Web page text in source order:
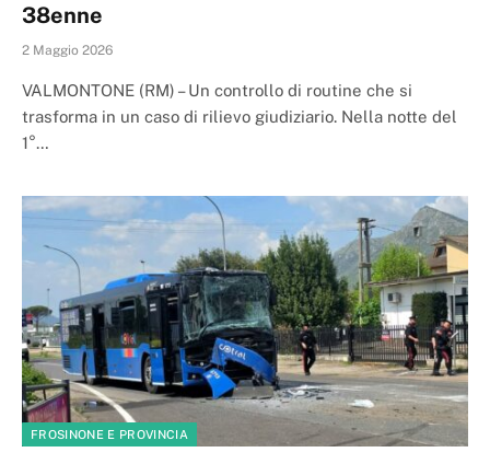
38enne
2 Maggio 2026
VALMONTONE (RM) – Un controllo di routine che si
trasforma in un caso di rilievo giudiziario. Nella notte del
1°…
FROSINONE E PROVINCIA